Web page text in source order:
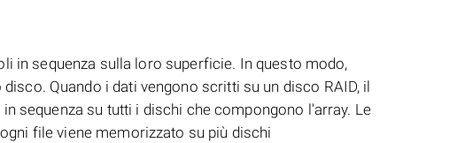
in sequenza sulla loro superficie. In questo modo,
Quando i dati vengono scritti su un disco RAID, il
sequenza su tutti i dischi che compongono l'array. Le
file viene memorizzato su più dischi